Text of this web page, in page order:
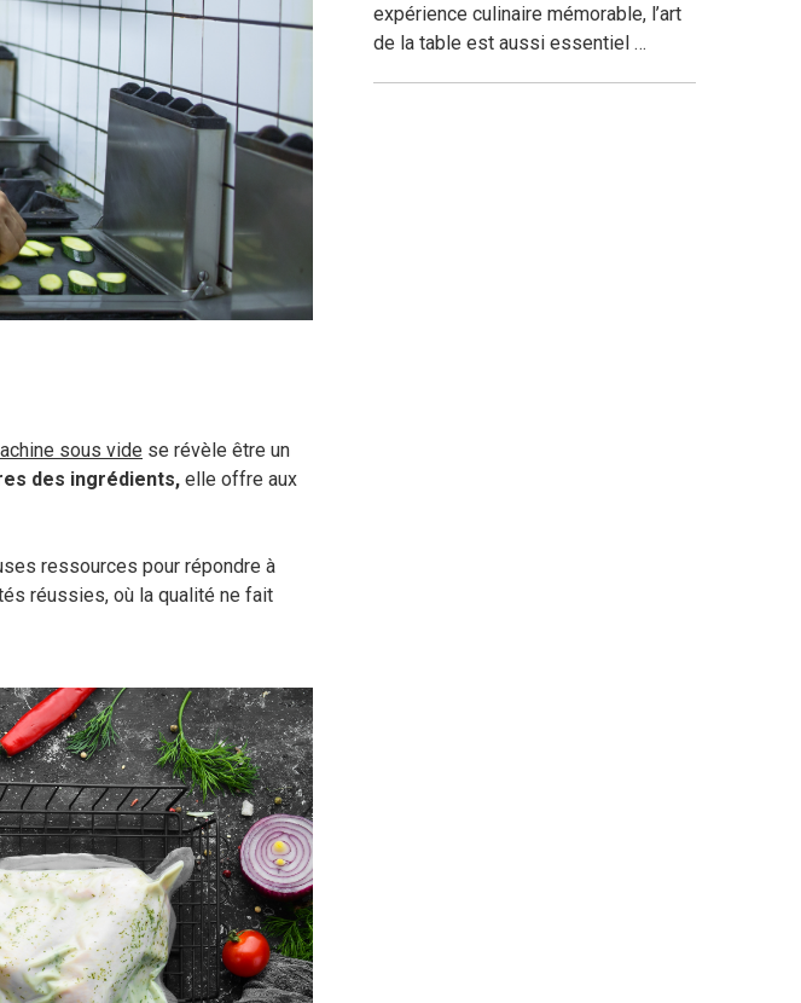
sous vide se révèle être un
des ingrédients, elle offre aux
ressources pour répondre à
réussies, où la qualité ne fait
expérience culinaire mémorable, l’art
de la table est aussi essentiel …